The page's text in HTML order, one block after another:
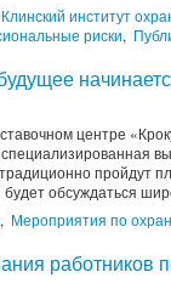
Клинский институт
риски,
центре
пройдут
обсуждаться
, Мероприятия по
работников